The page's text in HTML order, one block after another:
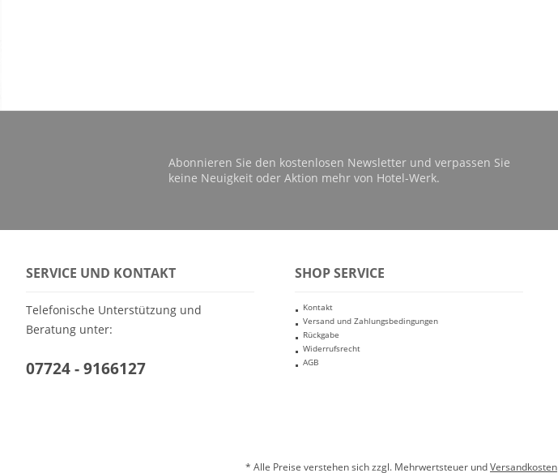
Abonnieren Sie den kostenlosen Newsletter und verpassen Sie
keine Neuigkeit oder Aktion mehr von Hotel-Werk.
SERVICE UND KONTAKT
Telefonische Unterstützung und
Beratung unter:
07724 - 9166127
SHOP SERVICE
Kontakt
Versand und Zahlungsbedingungen
Rückgabe
Widerrufsrecht
AGB
* Alle Preise verstehen sich zzgl. Mehrwertsteuer undVersandkosten